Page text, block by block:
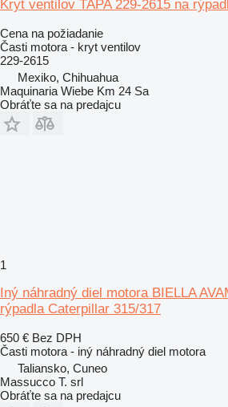
Kryt ventilov TAPA 229-2615 na
Cena na požiadanie
Časti motora - kryt ventilov
229-2615
Mexiko, Chihuahua
Maquinaria Wiebe Km 24 Sa
Obráťte sa na predajcu
1
Iný náhradný diel motora BIELLA
rýpadla Caterpillar 315/317
650 € Bez DPH
Časti motora - iný náhradný diel motora
Taliansko, Cuneo
Massucco T. srl
Obráťte sa na predajcu